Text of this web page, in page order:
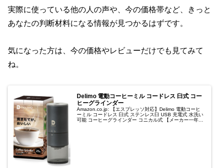
実際に使っている他の人の声や、今の価格帯など、きっと
あなたの判断材料になる情報が見つかるはずです。
気になった方は、今の価格やレビューだけでも見てみて
ね。
Delimo 電動コーヒーミル コードレス 臼式 コー
ヒーグラインダー
Amazon.co.jp: 【エスプレッソ対応】Delimo 電動コーヒ
ーミル コードレス 臼式 ステンレス臼 USB 充電式 水洗い
可能 コーヒーグラインダー コニカル式 【メーカー一年保